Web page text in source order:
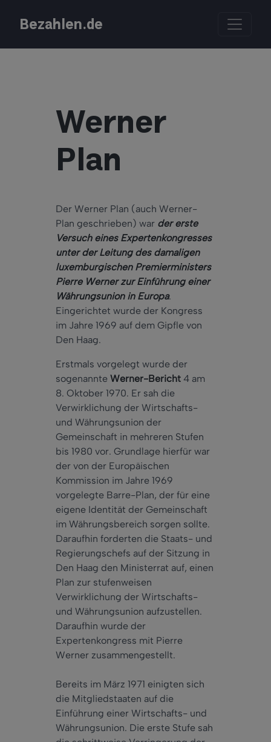
Bezahlen.de
Werner
Plan
Der Werner Plan (auch Werner-
Plan geschrieben) war der erste
Versuch eines Expertenkongresses
unter der Leitung des damaligen
luxemburgischen Premierministers
Pierre Werner zur Einführung einer
Währungsunion in Europa.
Eingerichtet wurde der Kongress
im Jahre 1969 auf dem Gipfle von
Den Haag.
Erstmals vorgelegt wurde der
sogenannte Werner-Bericht 4 am
8. Oktober 1970. Er sah die
Verwirklichung der Wirtschafts-
und Währungsunion der
Gemeinschaft in mehreren Stufen
bis 1980 vor. Grundlage hierfür war
der von der Europäischen
Kommission im Jahre 1969
vorgelegte Barre-Plan, der für eine
eigene Identität der Gemeinschaft
im Währungsbereich sorgen sollte.
Daraufhin forderten die Staats- und
Regierungschefs auf der Sitzung in
Den Haag den Ministerrat auf, einen
Plan zur stufenweisen
Verwirklichung der Wirtschafts-
und Währungsunion aufzustellen.
Daraufhin wurde der
Expertenkongress mit Pierre
Werner zusammengestellt.
Bereits im März 1971 einigten sich
die Mitgliedstaaten auf die
Einführung einer Wirtschafts- und
Währungsunion. Die erste Stufe sah